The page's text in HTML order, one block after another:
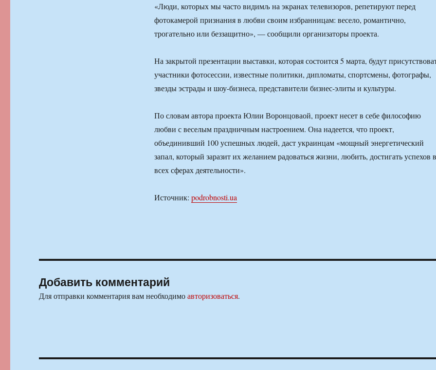
«Люди, которых мы часто видимљ на экранах телевизоров, репетируют перед
фотокамерой признания в любви своим избранницам: весело, романтично,
трогательно или беззащитно», — сообщили организаторы проекта.
На закрытой презентации выставки, которая состоится 5 марта, будут
участники фотосессии, известные политики, дипломаты, спортсмены, фотографы,
звезды эстрады и шоу-бизнеса, представители бизнес-элиты и культуры.
По словам автора проекта Юлии Воронцоваой, проект несет в себе философию
любви с веселым праздничным настроением. Она надеется, что проект,
объединивший 100 успешных людей, даст украинцам «мощный энергетический
запал, который заразит их желанием радоваться жизни, любить, достигать успехов
всех сферах деятельности».
Источник: podrobnosti.ua
Добавить комментарий
Для отправки комментария вам необходимоавторизоваться.